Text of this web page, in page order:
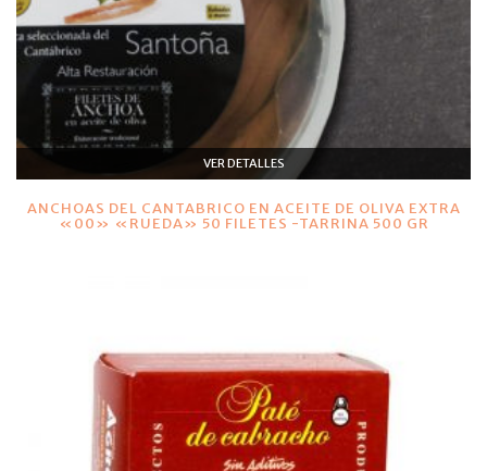
VER DETALLES
ANCHOAS DEL CANTABRICO EN ACEITE DE OLIVA EXTRA
«00» «RUEDA» 50 FILETES -TARRINA 500 GR